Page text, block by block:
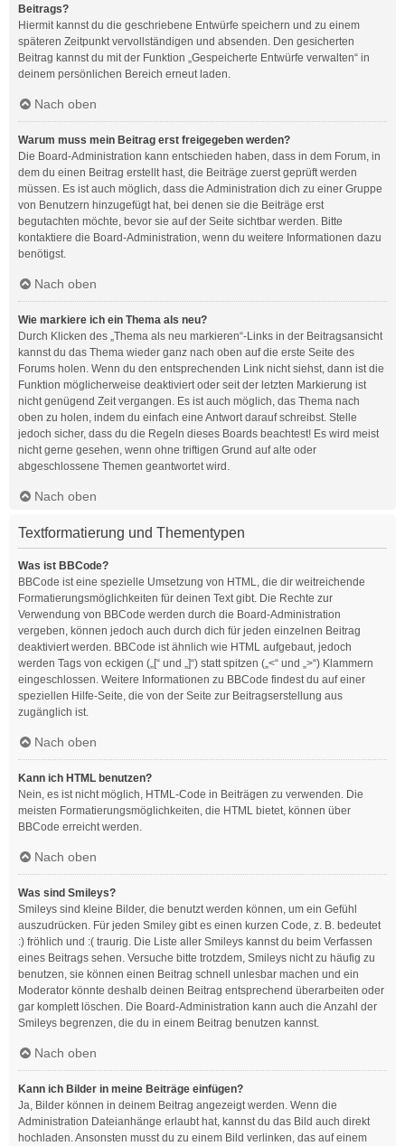
Beitrags?
Hiermit kannst du die geschriebene Entwürfe speichern und zu einem
späteren Zeitpunkt vervollständigen und absenden. Den gesicherten
Beitrag kannst du mit der Funktion „Gespeicherte Entwürfe verwalten“ in
deinem persönlichen Bereich erneut laden.
Nach oben
Warum muss mein Beitrag erst freigegeben werden?
Die Board-Administration kann entschieden haben, dass in dem Forum, in
dem du einen Beitrag erstellt hast, die Beiträge zuerst geprüft werden
müssen. Es ist auch möglich, dass die Administration dich zu einer Gruppe
von Benutzern hinzugefügt hat, bei denen sie die Beiträge erst
begutachten möchte, bevor sie auf der Seite sichtbar werden. Bitte
kontaktiere die Board-Administration, wenn du weitere Informationen dazu
benötigst.
Nach oben
Wie markiere ich ein Thema als neu?
Durch Klicken des „Thema als neu markieren“-Links in der Beitragsansicht
kannst du das Thema wieder ganz nach oben auf die erste Seite des
Forums holen. Wenn du den entsprechenden Link nicht siehst, dann ist die
Funktion möglicherweise deaktiviert oder seit der letzten Markierung ist
nicht genügend Zeit vergangen. Es ist auch möglich, das Thema nach
oben zu holen, indem du einfach eine Antwort darauf schreibst. Stelle
jedoch sicher, dass du die Regeln dieses Boards beachtest! Es wird meist
nicht gerne gesehen, wenn ohne triftigen Grund auf alte oder
abgeschlossene Themen geantwortet wird.
Nach oben
Textformatierung und Thementypen
Was ist BBCode?
BBCode ist eine spezielle Umsetzung von HTML, die dir weitreichende
Formatierungsmöglichkeiten für deinen Text gibt. Die Rechte zur
Verwendung von BBCode werden durch die Board-Administration
vergeben, können jedoch auch durch dich für jeden einzelnen Beitrag
deaktiviert werden. BBCode ist ähnlich wie HTML aufgebaut, jedoch
werden Tags von eckigen („[“ und „]“) statt spitzen („<“ und „>“) Klammern
eingeschlossen. Weitere Informationen zu BBCode findest du auf einer
speziellen Hilfe-Seite, die von der Seite zur Beitragserstellung aus
zugänglich ist.
Nach oben
Kann ich HTML benutzen?
Nein, es ist nicht möglich, HTML-Code in Beiträgen zu verwenden. Die
meisten Formatierungsmöglichkeiten, die HTML bietet, können über
BBCode erreicht werden.
Nach oben
Was sind Smileys?
Smileys sind kleine Bilder, die benutzt werden können, um ein Gefühl
auszudrücken. Für jeden Smiley gibt es einen kurzen Code, z. B. bedeutet
:) fröhlich und :( traurig. Die Liste aller Smileys kannst du beim Verfassen
eines Beitrags sehen. Versuche bitte trotzdem, Smileys nicht zu häufig zu
benutzen, sie können einen Beitrag schnell unlesbar machen und ein
Moderator könnte deshalb deinen Beitrag entsprechend überarbeiten oder
gar komplett löschen. Die Board-Administration kann auch die Anzahl der
Smileys begrenzen, die du in einem Beitrag benutzen kannst.
Nach oben
Kann ich Bilder in meine Beiträge einfügen?
Ja, Bilder können in deinem Beitrag angezeigt werden. Wenn die
Administration Dateianhänge erlaubt hat, kannst du das Bild auch direkt
hochladen. Ansonsten musst du zu einem Bild verlinken, das auf einem